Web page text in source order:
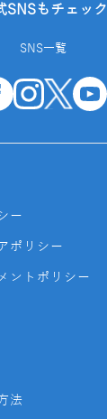
SNSもチェック
SNS一覧
ー
ポリシー
ントポリシー
法